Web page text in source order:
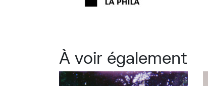
À voir également